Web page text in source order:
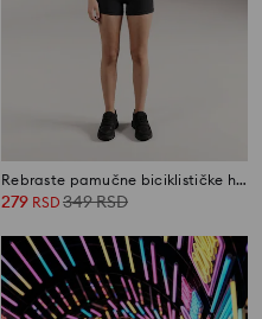
Rebraste pamučne biciklističke helanke
279 RSD 349RSD